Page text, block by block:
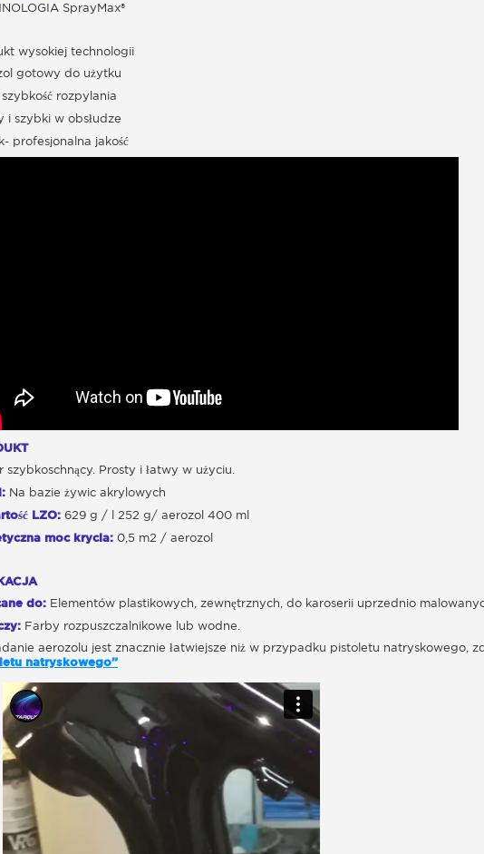
SprayMax®
wysokiej technologii
gotowy do użytku
szybkość rozpylania
i szybki w obsłudze
profesjonalna jakość
szybkoschnący. Prosty i łatwy w użyciu.
Na bazie żywic akrylowych
LZO: 629 g / l 252 g/ aerozol 400 ml
moc krycia: 0,5 m2 / aerozol
do: Elementów plastikowych, zewnętrznych, do karoserii uprzednio
Farby rozpuszczalnikowe lub wodne.
aerozolu jest znacznie łatwiejsze niż w przypadku pistoletu natryskowego,
natryskowego”